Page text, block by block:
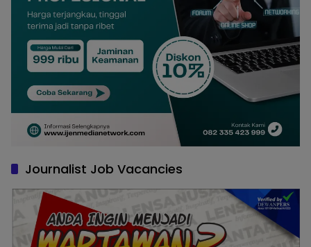
Journalist Job Vacancies